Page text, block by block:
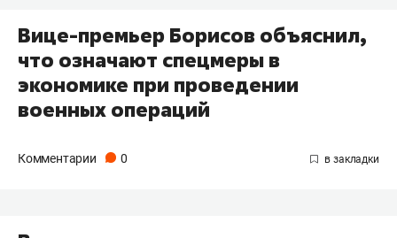
Вице-премьер Борисов объяснил,
что означают спецмеры в
экономике при проведении
военных операций
Комментарии 0